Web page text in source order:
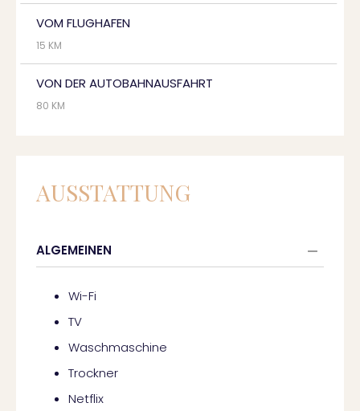
VOM FLUGHAFEN
15 KM
VON DER AUTOBAHNAUSFAHRT
80 KM
AUSSTATTUNG
ALGEMEINEN
Wi-Fi
TV
Waschmaschine
Trockner
Netflix